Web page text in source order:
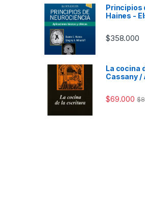
Principios
Haines -
$358.000
La cocina
Cassany /
$69.000 $